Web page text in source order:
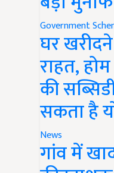
Government
घर
राहत,
की
सकता है
News
गांव में